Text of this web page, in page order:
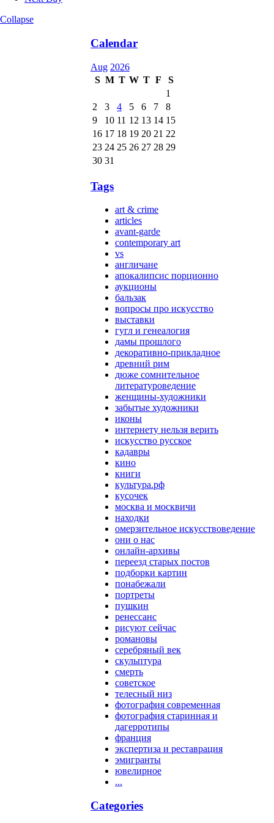
Collapse
Calendar
Aug 2026
S M T W T F
S
1
2
3 4 5 6 7
8
9
10 11 12 13 14 15
16 17 18 19 20 21 22
23 24 25 26 27 28 29
30 31
Tags
art & crime
articles
avant-garde
contemporary art
vs
англичане
апокалипсис порционно
аукционы
бальзак
вопросы про искусство
выставки
гугл и генеалогия
дамы прошлого
декоративно-прикладное
древний рим
дюже сомнительное
литературоведение
женщины-художники
забытые художники
иконы
интернету нельзя верить
искусство русское
кадавры
кино
книги
культура.рф
кусочек
москва и москвичи
находки
омерзительное искусствоведение
они о нас
онлайн-архивы
переезд старых постов
подборки картин
понабежали
портреты
пушкин
ренессанс
рисуют сейчас
романовы
серебряный век
скульптура
смерть
советское
телесный низ
фотография современная
фотография старинная и
дагерротипы
франция
экспертиза и реставрация
эмигранты
ювелирное
...
Categories